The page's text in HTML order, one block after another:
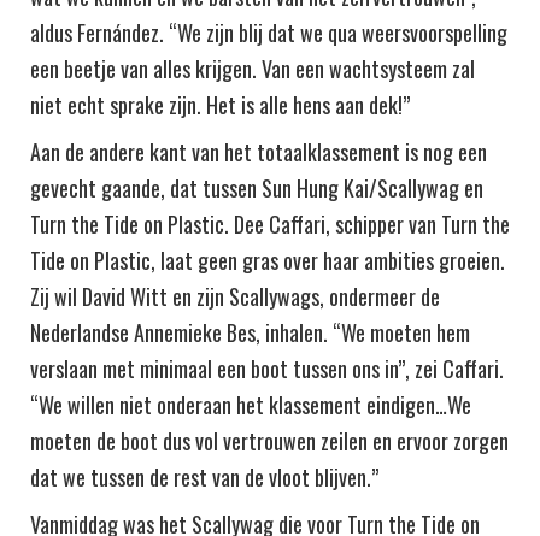
aldus Fernández. “We zijn blij dat we qua weersvoorspelling
een beetje van alles krijgen. Van een wachtsysteem zal
niet echt sprake zijn. Het is alle hens aan dek!”
Aan de andere kant van het totaalklassement is nog een
gevecht gaande, dat tussen Sun Hung Kai/Scallywag en
Turn the Tide on Plastic. Dee Caffari, schipper van Turn the
Tide on Plastic, laat geen gras over haar ambities groeien.
Zij wil David Witt en zijn Scallywags, ondermeer de
Nederlandse Annemieke Bes, inhalen. “We moeten hem
verslaan met minimaal een boot tussen ons in”, zei Caffari.
“We willen niet onderaan het klassement eindigen…We
moeten de boot dus vol vertrouwen zeilen en ervoor zorgen
dat we tussen de rest van de vloot blijven.”
Vanmiddag was het Scallywag die voor Turn the Tide on